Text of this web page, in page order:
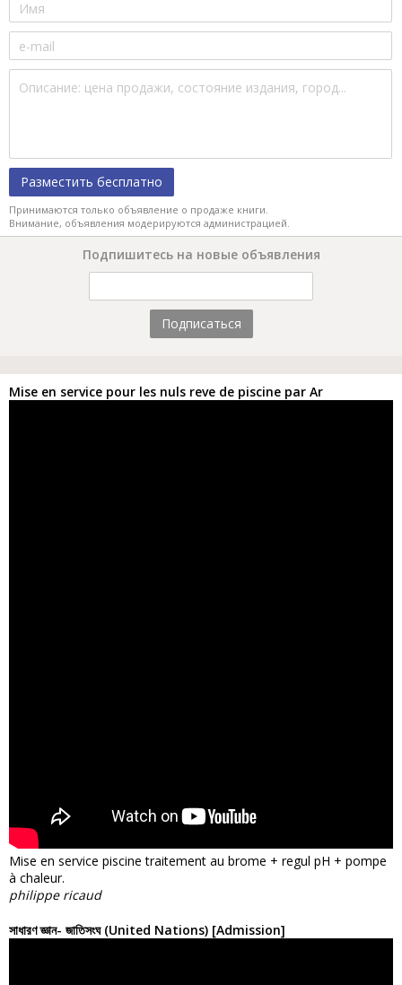
Разместить бесплатно
Принимаются только объявление о продаже книги.
Внимание, объявления модерируются администрацией.
Подпишитесь на новые объявления
Подписаться
Mise en service pour les nuls reve de piscine par Ar
Mise en service piscine traitement au brome + regul pH + pompe
à chaleur.
philippe ricaud
সাধারণ জ্ঞান- জাতিসংঘ (United Nations) [Admission]